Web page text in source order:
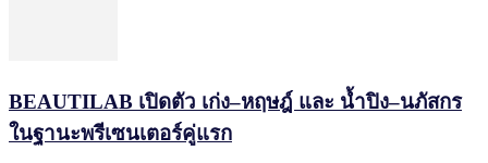
BEAUTILAB เปิดตัว เก่ง–หฤษฎ์ และ น้ำปิง–นภัสกร
ในฐานะพรีเซนเตอร์คู่แรก